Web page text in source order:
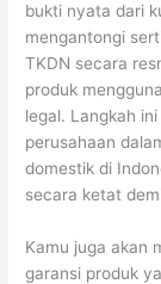
bukti nyata dari
mengantongi
TKDN secara
produk
legal. Langkah
perusahaan
domestik di
secara ketat
Kamu juga akan
garansi produk